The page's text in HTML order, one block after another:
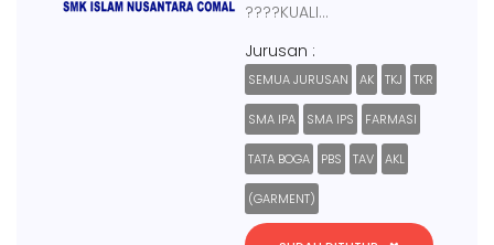
????KUALI...
Jurusan :
SEMUA JURUSAN AK TKJ TKR
SMA IPA SMA IPS FARMASI
TATA BOGA PBS TAV AKL
(GARMENT)